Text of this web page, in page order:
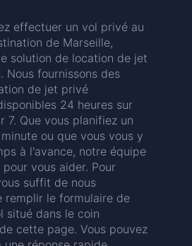
effectuer un vol privé au
de Marseille,
solution de location de jet
Nous fournissons des
de jet privé
24 heures sur
7. Que vous planifiez un
ou que vous vous y
à l'avance, notre équipe
vous aider. Pour
suffit de nous
remplir le formulaire de
situé dans le coin
cette page. Vous pouvez